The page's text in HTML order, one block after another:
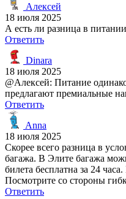
Алексей
18 июля 2025
А есть ли разница в
Ответить
Dinara
18 июля 2025
@Алексей: Питание
предлагают премиальные
Ответить
Anna
18 июля 2025
Скорее всего разница в
багажа. В Элите багажа
билета бесплатна за 24
Посмотрите со стороны
Ответить